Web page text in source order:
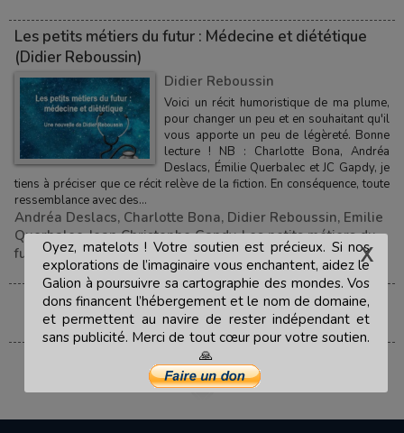
Les petits métiers du futur : Médecine et diététique
(Didier Reboussin)
Didier Reboussin
Voici un récit humoristique de ma plume,
pour changer un peu et en souhaitant qu'il
vous apporte un peu de légèreté. Bonne
lecture ! NB : Charlotte Bona, Andréa
Deslacs, Émilie Querbalec et JC Gapdy, je
tiens à préciser que ce récit relève de la fiction. En conséquence, toute
ressemblance avec des...
Andréa Deslacs, Charlotte Bona, Didier Reboussin, Emilie
Querbalec,Jean Christophe Gapdy,Les petits métiers du
futurOyez, matelots ! Votre soutien est précieux. Si nos
explorations de l’imaginaire vous enchantent, aidez le
Galion à poursuivre sa cartographie des mondes. Vos
dons financent l’hébergement et le nom de domaine,
et permettent au navire de rester indépendant et
sans publicité. Merci de tout cœur pour votre soutien.
🙏